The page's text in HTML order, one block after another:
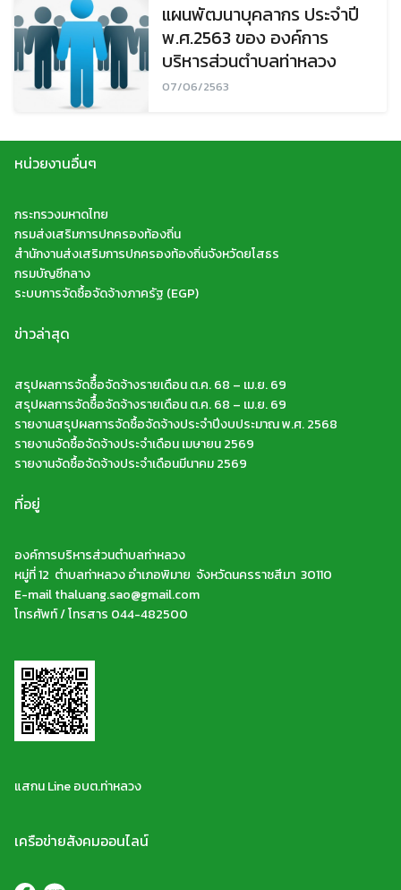
Search
for:
Search
แผนพัฒนาบุคลากร ประจำปี
พ.ศ.2563 ของ องค์การ
บริหารส่วนตำบลท่าหลวง
07/06/2563
หน่วยงานอื่นๆ
กระทรวงมหาดไทย
กรมส่งเสริมการปกครองท้องถิ่น
สำนักงานส่งเสริมการปกครองท้องถิ่นจังหวัดยโสธร
กรมบัญชีกลาง
ระบบการจัดซื้อจัดจ้างภาครัฐ (EGP)
ข่าวล่าสุด
สรุปผลการจัดซืื้อจัดจ้างรายเดือน ต.ค. 68 – เม.ย. 69
สรุปผลการจัดซืื้อจัดจ้างรายเดือน ต.ค. 68 – เม.ย. 69
รายงานสรุปผลการจัดซื้อจัดจ้างประจำปีงบประมาณ พ.ศ. 2568
รายงานจัดซื้อจัดจ้างประจำเดือน เมษายน 2569
รายงานจัดซื้อจัดจ้างประจำเดือนมีนาคม 2569
ที่อยู่
องค์การบริหารส่วนตำบลท่าหลวง
หมู่ที่ 12 ตำบลท่าหลวง อำเภอพิมาย จังหวัดนครราชสีมา 30110
E-mail thaluang.sao@gmail.com
โทรศัพท์ / โทรสาร 044-482500
แสกน Line อบต.ท่าหลวง
เครือข่ายสังคมออนไลน์